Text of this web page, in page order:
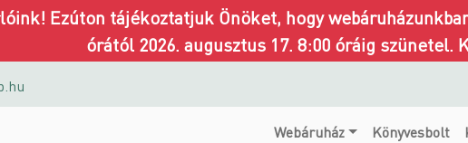
Ezúton tájékoztatjuk Önöket, hogy
órától 2026. augusztus 17. 8:00 óráig szünetel.
Webáruház Könyvesbolt